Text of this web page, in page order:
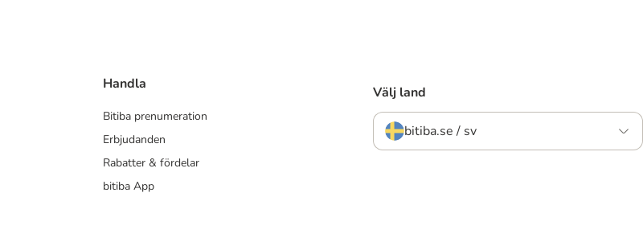
Handla
Bitiba prenumeration
Erbjudanden
Rabatter & fördelar
bitiba App
Välj land
bitiba.se / sv